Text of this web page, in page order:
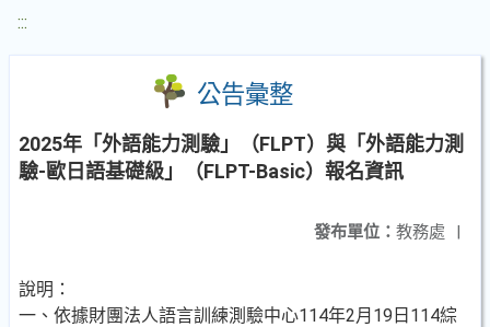
:::
公告彙整
2025年「外語能力測驗」（FLPT）與「外語能力測
驗-歐日語基礎級」（FLPT-Basic）報名資訊
發布單位： 教務處 |
說明：
一、依據財團法人語言訓練測驗中心114年2月19日114綜